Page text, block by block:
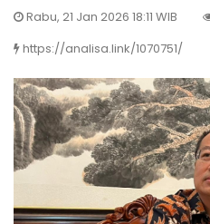
Rabu, 21 Jan 2026 18:11 WIB
https://analisa.link/1070751/